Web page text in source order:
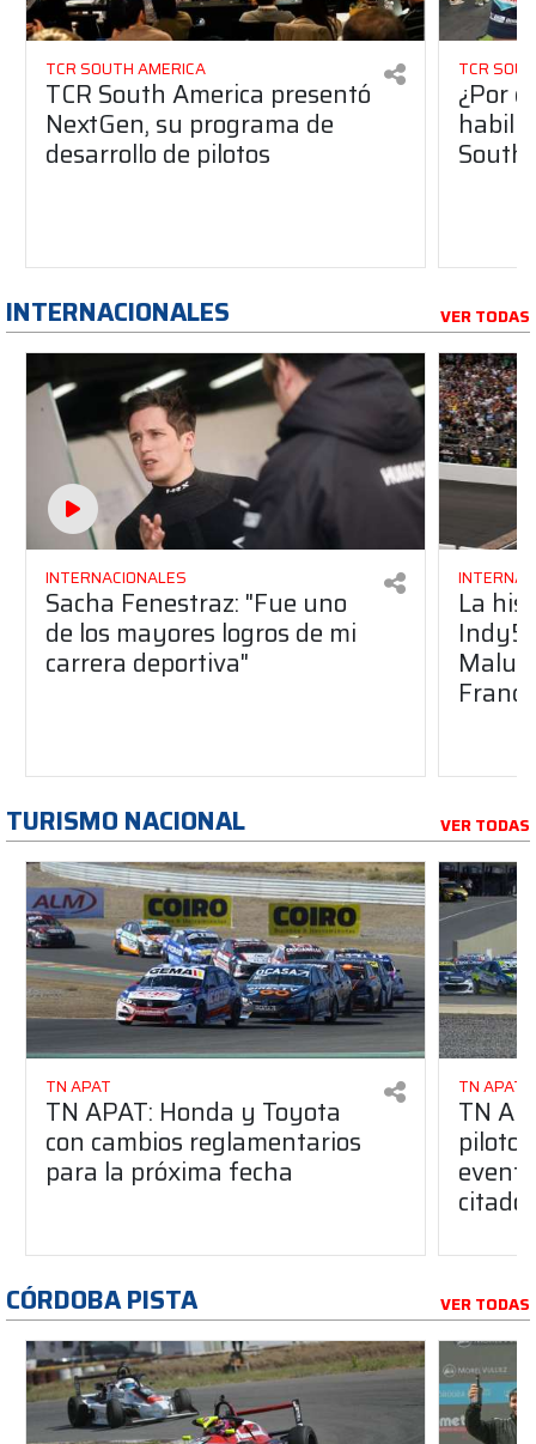
TCR SOUTH AMERICA
TCR South America presentó
NextGen, su programa de
desarrollo de pilotos
TCR
¿Por
South
INTERNACIONALES VER TODAS
INTERNACIONALES
Sacha Fenestraz: "Fue uno
de los mayores logros de mi
carrera deportiva"
La
TURISMO NACIONAL VER TODAS
TN APAT
TN APAT: Honda y Toyota
con cambios reglamentarios
para la próxima fecha
TN APAT
TN
piloto
citado
CÓRDOBA PISTA VER TODAS